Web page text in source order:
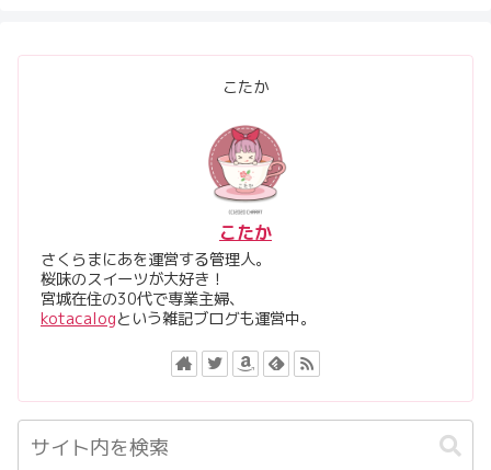
こたか
こたか
さくらまにあを運営する管理人。
桜味のスイーツが大好き！
宮城在住の30代で専業主婦、
kotacalogという雑記ブログも運営中。